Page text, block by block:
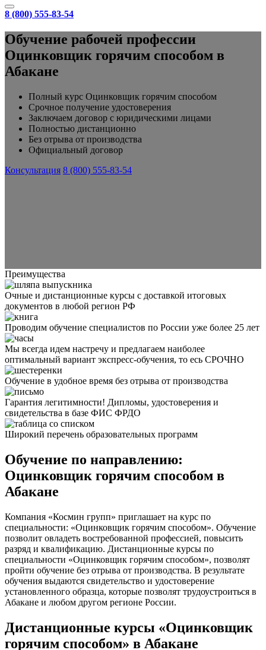
8 (800) 555-83-54
Обучение рабочей профессии
Оцинковщик горячим способом в
Абакане
Полный курс Оцинковщик горячим способом
Срочное получение удостоверения
Заключаем договор с юридическими лицами
Полностью дистанционно
Без отрыва от производства
Официальный договор
Консультация 8 (800) 555-83-54
Преимущества
Очные и дистанционные курсы с доставкой итоговых
документов в любой регион РФ
Проводим обучение специалистов по России уже более 25 лет
Мы всегда идем настречу и предлагаем наиболее
оптимальный вариант экспресс-обучения, то есь СРОЧНО
Обучение в удобное время без отрыва от производства
Гарантия легитимности! Дипломы, удостоверения и
свидетельства в базе ФИС ФРДО
Широкий перечень образовательных программ
Обучение по направлению:
Оцинковщик горячим способом в
Абакане
Компания «Космин групп» приглашает на курс по
специальности: «Оцинковщик горячим способом». Обучение
позволит овладеть востребованной профессией, повысить
разряд и квалификацию. Дистанционные курсы по
специальности «Оцинковщик горячим способом», позволят
пройти обучение без отрыва от производства. В результате
обучения выдаются свидетельство и удостоверение
установленного образца, которые позволят трудоустроиться в
Абакане и любом другом регионе России.
Дистанционные курсы «Оцинковщик
горячим способом» в Абакане